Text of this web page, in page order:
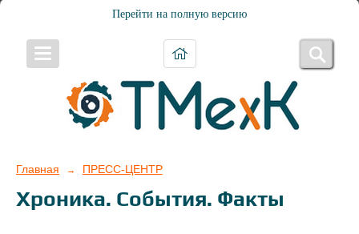
Перейти на полную версию
Главная → ПРЕСС-ЦЕНТР
Хроника. События. Факты